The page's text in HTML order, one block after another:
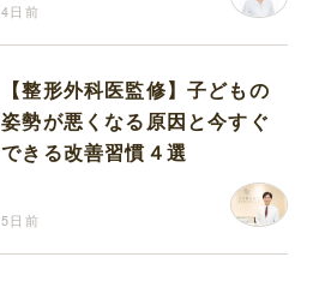
4日前
【整形外科医監修】子どもの
姿勢が悪くなる原因と今すぐ
できる改善習慣４選
5日前